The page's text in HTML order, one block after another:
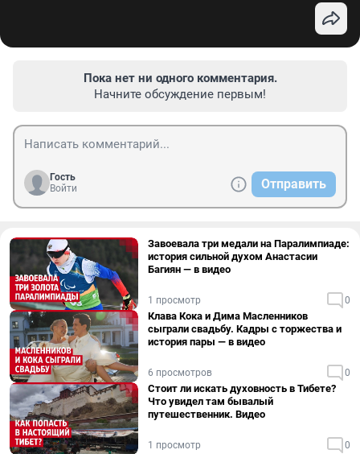
Пока нет ни одного комментария.
Начните обсуждение первым!
Гость
Войти
Отправить
Завоевала три медали на Паралимпиаде:
история сильной духом Анастасии
Багиян — в видео
1 просмотр 0
Клава Кока и Дима Масленников
сыграли свадьбу. Кадры с торжества и
история пары — в видео
6 просмотров 0
Стоит ли искать духовность в Тибете?
Что увидел там бывалый
путешественник. Видео
1 просмотр 0